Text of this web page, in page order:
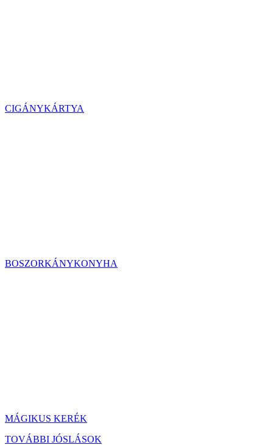
CIGÁNYKÁRTYA
BOSZORKÁNYKONYHA
MÁGIKUS KERÉK
TOVÁBBI JÓSLÁSOK